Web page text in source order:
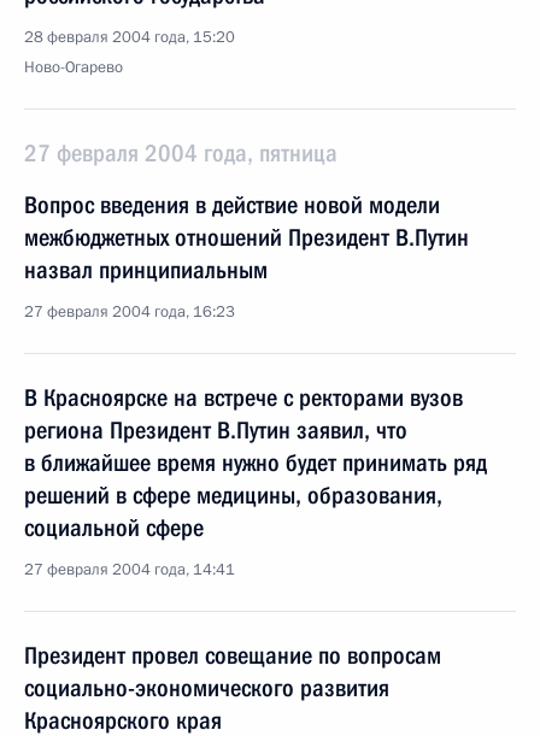
28 февраля 2004 года, 15:20
Ново-Огарево
27 февраля 2004 года, пятница
Вопрос введения в действие новой модели
межбюджетных отношений Президент В.Путин
назвал принципиальным
27 февраля 2004 года, 16:23
В Красноярске на встрече с ректорами вузов
региона Президент В.Путин заявил, что
в ближайшее время нужно будет принимать ряд
решений в сфере медицины, образования,
социальной сфере
27 февраля 2004 года, 14:41
Президент провел совещание по вопросам
социально-экономического развития
Красноярского края